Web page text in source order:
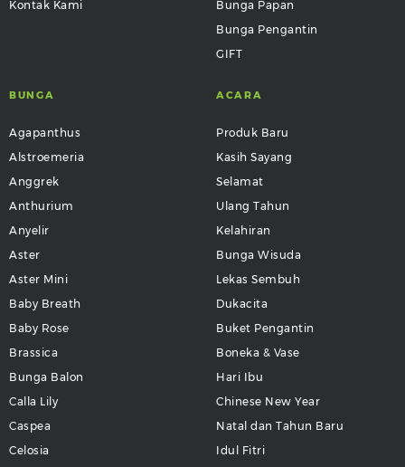
Kontak Kami
Bunga Papan
Bunga Pengantin
GIFT
BUNGA
Agapanthus
Alstroemeria
Anggrek
Anthurium
Anyelir
Aster
Aster Mini
Baby Breath
Baby Rose
Brassica
Bunga Balon
Calla Lily
Caspea
Celosia
ACARA
Produk Baru
Kasih Sayang
Selamat
Ulang Tahun
Kelahiran
Bunga Wisuda
Lekas Sembuh
Dukacita
Buket Pengantin
Boneka & Vase
Hari Ibu
Chinese New Year
Natal dan Tahun Baru
Idul Fitri